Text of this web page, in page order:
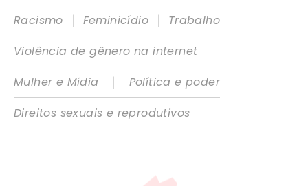
Racismo
| Feminicídio |
Trabalho
Violência de gênero na internet
Mulher e Mídia
|
Política e poder
Direitos sexuais e reprodutivos